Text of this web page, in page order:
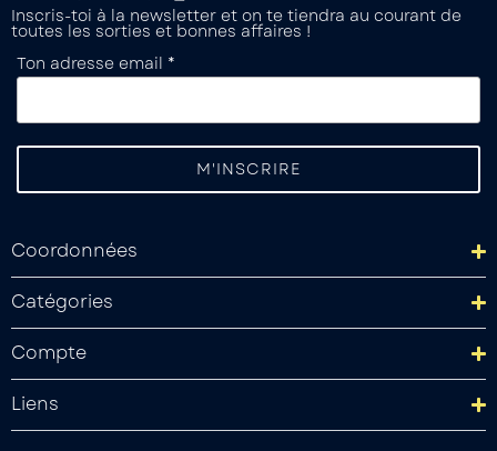
Inscris-toi à la newsletter et on te tiendra au courant de
toutes les sorties et bonnes affaires !
Ton adresse email *
Coordonnées
Catégories
Compte
Liens